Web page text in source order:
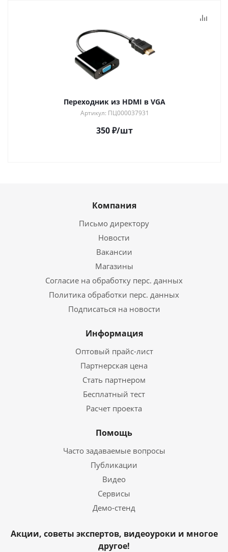
Переходник из HDMI в VGA
Артикул: ПЦ000037931
350₽/шт
Компания
Письмо директору
Новости
Вакансии
Магазины
Согласие на обработку перс. данных
Политика обработки перс. данных
Подписаться на новости
Информация
Оптовый прайс-лист
Партнерская цена
Стать партнером
Бесплатный тест
Расчет проекта
Помощь
Часто задаваемые вопросы
Публикации
Видео
Сервисы
Демо-стенд
Акции, советы экспертов, видеоуроки и многое
другое!